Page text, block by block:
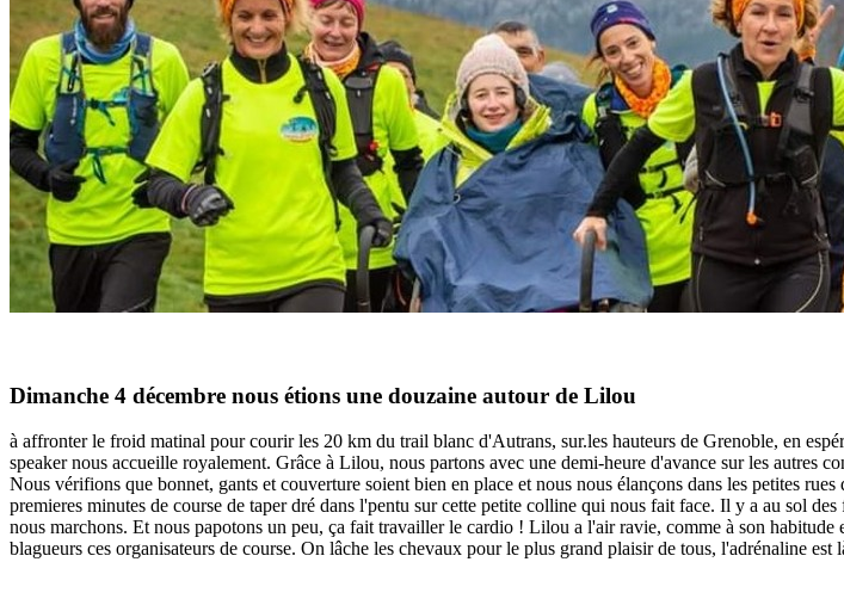
Dimanche 4 décembre nous étions une douzaine autour de Lilou
à affronter le froid matinal pour courir les 20 km du trail blanc d'Autrans, sur.les hauteurs de Grenoble, en
speaker nous accueille royalement. Grâce à Lilou, nous partons avec une demi-heure d'avance sur les autres
Nous vérifions que bonnet, gants et couverture soient bien en place et nous nous élançons dans les petites
premieres minutes de course de taper dré dans l'pentu sur cette petite colline qui nous fait face. Il y a au sol
nous marchons. Et nous papotons un peu, ça fait travailler le cardio ! Lilou a l'air ravie, comme à son
blagueurs ces organisateurs de course. On lâche les chevaux pour le plus grand plaisir de tous, l'adrénaline est